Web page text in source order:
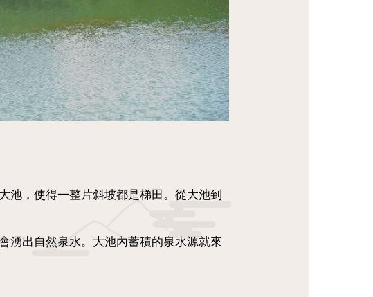
池，使得一整片斜坡都是梯田。從大池到
湧出自然泉水。大池內蓄積的泉水源就來